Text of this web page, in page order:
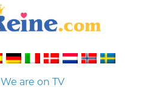
We are on TV